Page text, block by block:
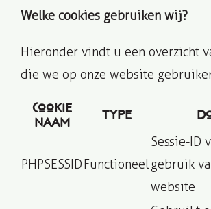
Welke cookies gebruiken wij?
Hieronder vindt u een overzicht
die we op onze website
Cookie
Naam
Type
PHPSESSID Functioneel
Sessie-ID
gebruik
website